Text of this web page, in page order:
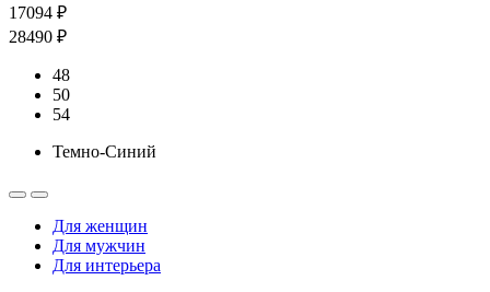
17094 ₽
28490 ₽
48
50
54
Темно-Синий
Для женщин
Для мужчин
Для интерьера